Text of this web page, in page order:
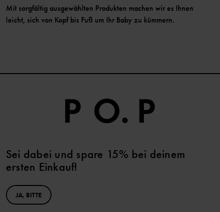
Mit sorgfältig ausgewählten Produkten machen wir es Ihnen
leicht, sich von Kopf bis Fuß um Ihr Baby zu kümmern.
Sei dabei und spare 15% bei deinem
ersten Einkauf!
JA, BITTE